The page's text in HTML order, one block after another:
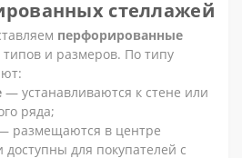
стеллажей
перфорированные
и размеров. По типу
— устанавливаются к стене или
ряда;
размещаются в центре
доступны для покупателей с